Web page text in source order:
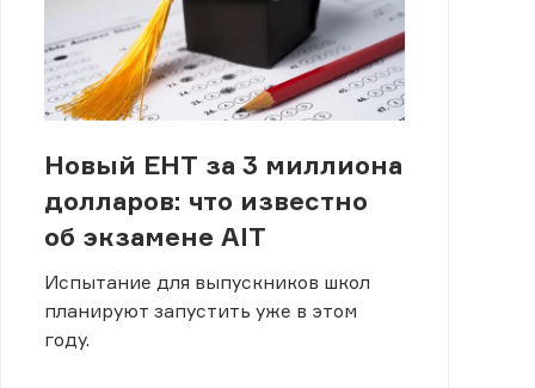
Новый ЕНТ за 3 миллиона
долларов: что известно
об экзамене AIT
Испытание для выпускников школ
планируют запустить уже в этом
году.